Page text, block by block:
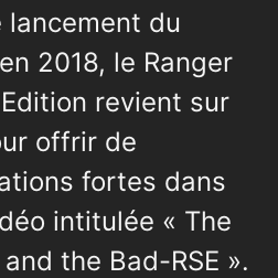
lancement du
2018, le Ranger
revient sur
offrir de
fortes dans
intitulée « The
the Bad-RSE ».